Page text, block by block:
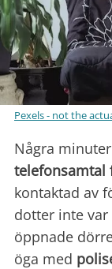
Pexels - not the
Några
telefonsamtal
kontaktad av
dotter inte
öppnade
öga med